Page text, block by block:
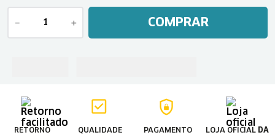
＋
－ COMPRAR
RETORNO
QUALIDADE
PAGAMENTO
LOJA OFICIAL DA